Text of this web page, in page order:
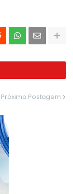
Próxima Postagem